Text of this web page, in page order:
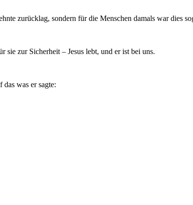
zurücklag, sondern für die Menschen damals war dies
zur Sicherheit – Jesus lebt, und er ist bei uns.
was er sagte: